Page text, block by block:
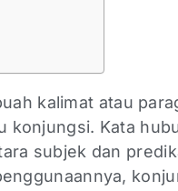
kalimat atau
konjungsi. Kata
subjek dan